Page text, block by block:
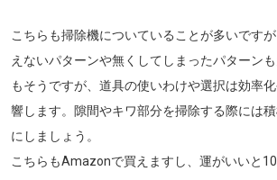
こちらも掃除機についていることが多いです
えないパターンや無くしてしまったパターン
もそうですが、道具の使いわけや選択は効率
響します。隙間やキワ部分を掃除する際には
にしましょう。
こちらもAmazonで買えますし、運がいいと